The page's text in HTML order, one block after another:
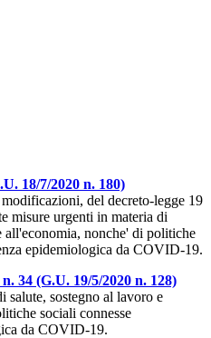
18/7/2020 n. 180)
del decreto-legge 19
misure urgenti in materia di
all'economia, nonche' di politiche
epidemiologica da COVID-19.
34 (G.U. 19/5/2020 n. 128)
salute, sostegno al lavoro e
sociali connesse
da COVID-19.